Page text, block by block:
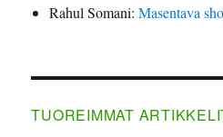
Rahul Somani:Masentava
TUOREIMMAT